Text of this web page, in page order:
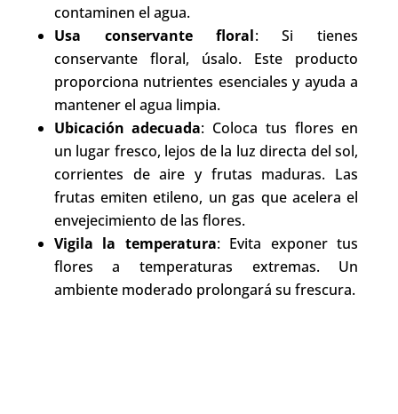
contaminen el agua.
Usa conservante floral: Si tienes
conservante floral, úsalo. Este producto
proporciona nutrientes esenciales y ayuda a
mantener el agua limpia.
Ubicación adecuada: Coloca tus flores en
un lugar fresco, lejos de la luz directa del sol,
corrientes de aire y frutas maduras. Las
frutas emiten etileno, un gas que acelera el
envejecimiento de las flores.
Vigila la temperatura: Evita exponer tus
flores a temperaturas extremas. Un
ambiente moderado prolongará su frescura.